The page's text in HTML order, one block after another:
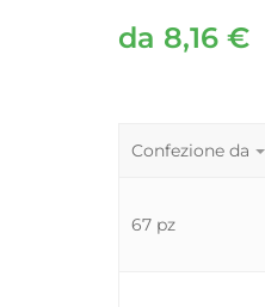
da 8,16€
Confezione da
67 pz